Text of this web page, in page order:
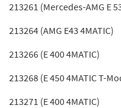
213261 (Mercedes-AMG E
213264 (AMG E43 4MATIC)
213266 (E 400 4MATIC)
213268 (E 450 4MATIC T-
213271 (E 400 4MATIC)